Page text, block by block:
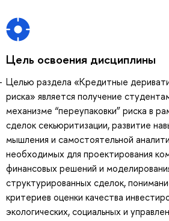
Цель освоения дисциплины
Целью раздела «Кредитные
риска» является получение
механизме “переупаковки” риска в
сделок секьюритизации, развитие
мышления и самостоятельной
необходимых для проектирования
финансовых решений и
структурированных сделок,
критериев оценки качества
экологических, социальных и